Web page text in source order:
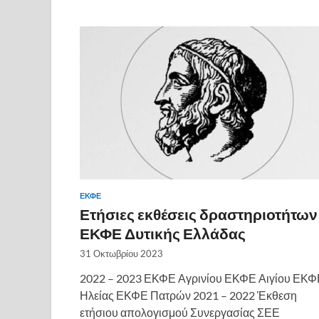
ΕΚΦΕ
Ετήσιες εκθέσεις δραστηριοτήτων
ΕΚΦΕ Δυτικής Ελλάδας
31 Οκτωβρίου 2023
2022 – 2023 ΕΚΦΕ Αγρινίου ΕΚΦΕ Αιγίου
Ηλείας ΕΚΦΕ Πατρών 2021 – 2022 Έκθεση
ετήσιου απολογισμού Συνεργασίας ΣΕΕ